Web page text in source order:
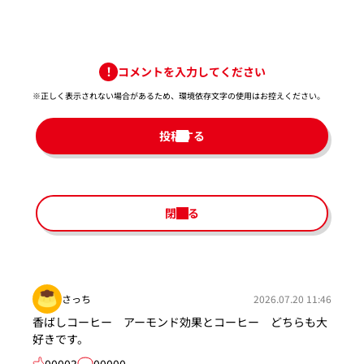
コメントを入力してください
※正しく表示されない場合があるため、環境依存文字の使用はお控えください。​
投稿する
閉じる
さっち 2026.07.20 11:46
香ばしコーヒー アーモンド効果とコーヒー どちらも大
好きです。